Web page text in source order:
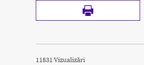
11831 Vizualizări